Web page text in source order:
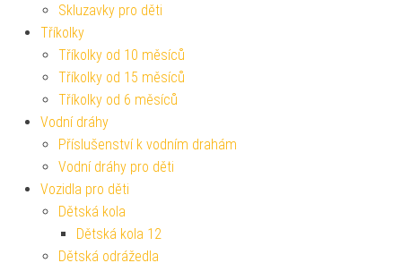
Skluzavky pro děti
Tříkolky
Tříkolky od 10 měsíců
Tříkolky od 15 měsíců
Tříkolky od 6 měsíců
Vodní dráhy
Příslušenství k vodním drahám
Vodní dráhy pro děti
Vozidla pro děti
Dětská kola
Dětská kola 12
Dětská odrážedla